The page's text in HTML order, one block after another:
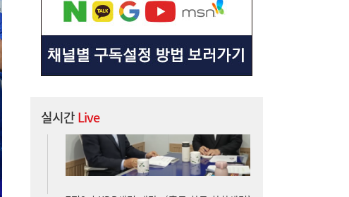
실시간Live
7전8기 KDB생명 매각...‘흥국·한투·한화생명’
맞붙었다